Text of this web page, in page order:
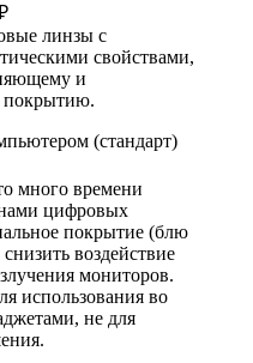
линзы с
свойствами,
и
покрытию.
(стандарт)
много времени
цифровых
покрытие (блю
воздействие
мониторов.
использования во
не для